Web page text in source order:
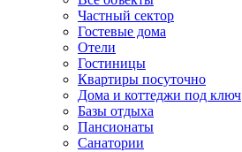
Частный сектор
Гостевые дома
Отели
Гостиницы
Квартиры посуточно
Дома и коттеджи под ключ
Базы отдыха
Пансионаты
Санатории